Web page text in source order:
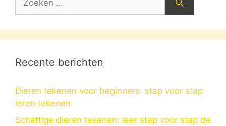
naar:
Recente berichten
Dieren tekenen voor beginners: stap voor stap
leren tekenen
Schattige dieren tekenen: leer stap voor stap de